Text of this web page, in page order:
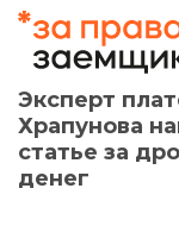
Эксперт
Храпунова
статье за
денег